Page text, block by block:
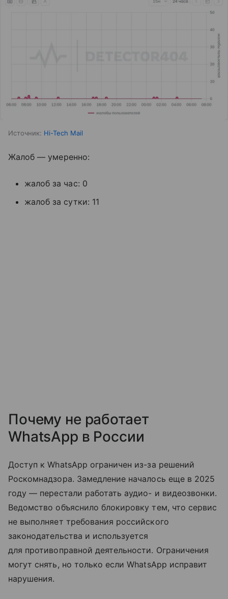
Источник: Hi-Tech Mail
Жалоб — умеренно:
жалоб за час: 0
жалоб за сутки: 11
Почему не работает
WhatsApp в России
Доступ к WhatsApp ограничен из-за решений
Роскомнадзора. Замедление началось еще в 2025
году — перестали работать аудио- и видеозвонки.
Ведомство объяснило блокировку тем, что сервис
не выполняет требования российского
законодательства и используется
для противоправной деятельности. Ограничения
могут снять, но только если WhatsApp исправит
нарушения.